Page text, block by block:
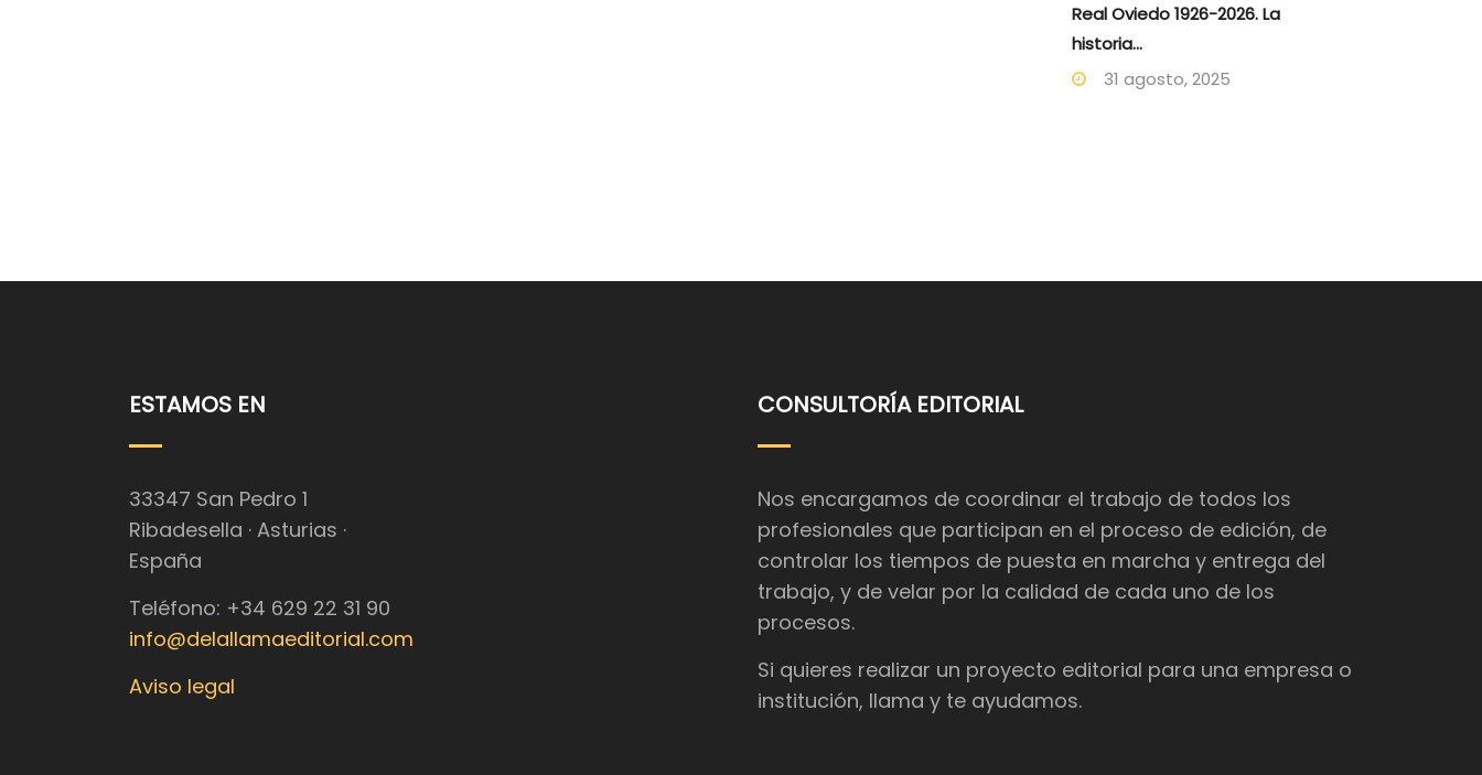
Real Oviedo 1926-2026. La
historia...
31 agosto, 2025
ESTAMOS EN
33347 San Pedro 1
Ribadesella · Asturias ·
España
Teléfono: +34 629 22 31 90
info@delallamaeditorial.com
Aviso legal
CONSULTORÍA EDITORIAL
Nos encargamos de coordinar el trabajo de todos los
profesionales que participan en el proceso de edición, de
controlar los tiempos de puesta en marcha y entrega del
trabajo, y de velar por la calidad de cada uno de los
procesos.
Si quieres realizar un proyecto editorial para una empresa o
institución, llama y te ayudamos.